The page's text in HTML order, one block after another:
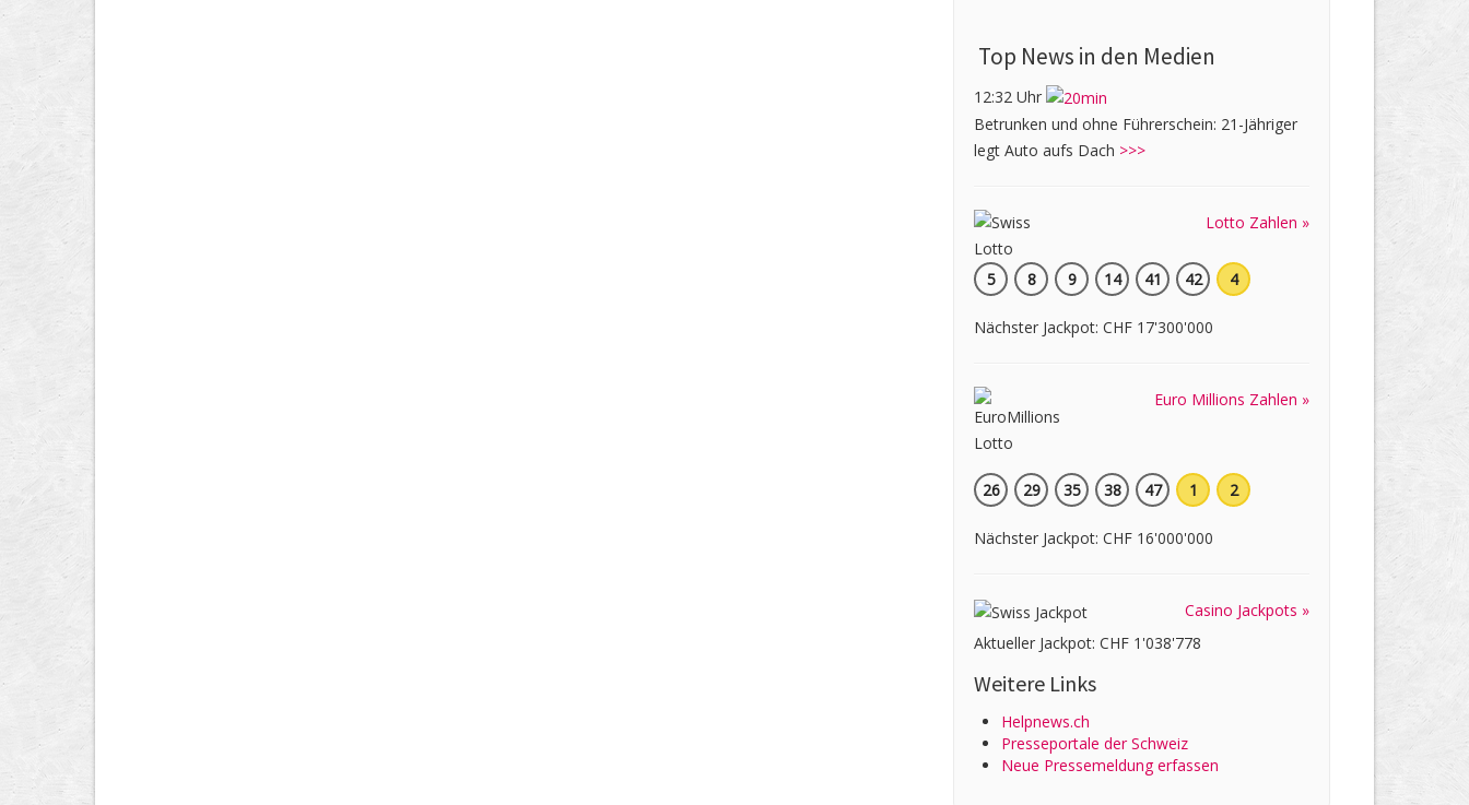
Top News in den Medien
12:32 Uhr
Betrunken und ohne Führerschein: 21-Jähriger
legt Auto aufs Dach >>>
Lotto Zahlen »
5 8 9 14 41 42 4
Nächster Jackpot: CHF 17'300'000
Euro Millions Zahlen »
26 29 35 38 47 1 2
Nächster Jackpot: CHF 16'000'000
Casino Jackpots »
Aktueller Jackpot: CHF 1'038'778
Weitere Links
Helpnews.ch
Presseportale der Schweiz
Neue Pressemeldung erfassen